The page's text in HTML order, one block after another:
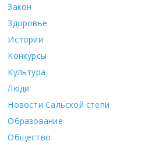
Закон
Здоровье
Истории
Конкурсы
Культура
Люди
Новости Сальской степи
Образование
Общество